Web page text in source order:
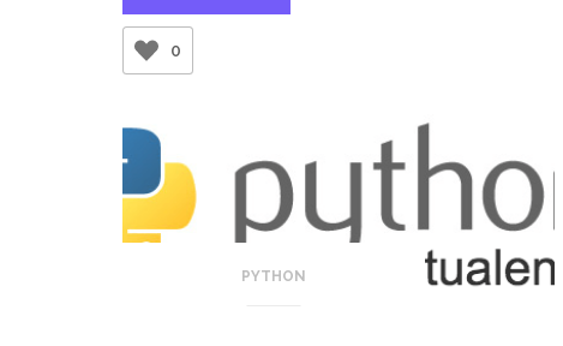
un
Windows »
0
PYTHON